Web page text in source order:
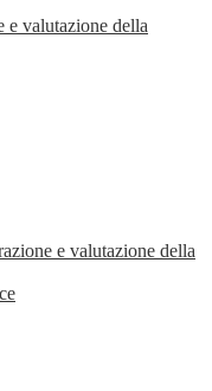
e valutazione della
e valutazione della